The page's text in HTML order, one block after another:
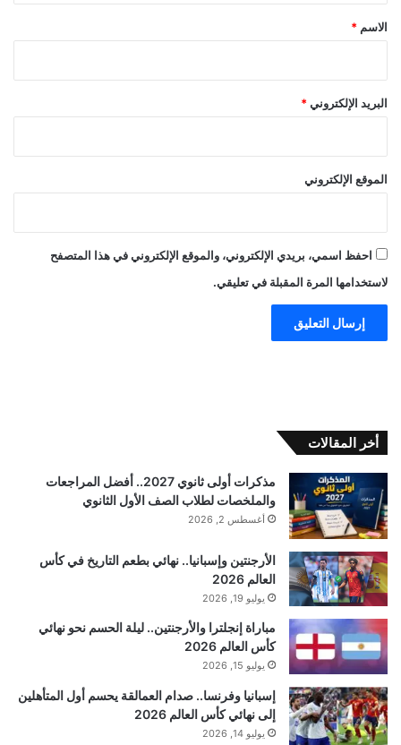
*
الاسم *
البريد الإلكتروني *
الموقع الإلكتروني
احفظ اسمي، بريدي الإلكتروني، والموقع الإلكتروني في هذا المتصفح
لاستخدامها المرة المقبلة في تعليقي.
أخر المقالات
مذكرات أولى ثانوي 2027.. أفضل المراجعات
والملخصات لطلاب الصف الأول الثانوي
أغسطس 2, 2026
الأرجنتين وإسبانيا.. نهائي بطعم التاريخ في كأس
العالم 2026
يوليو 19, 2026
مباراة إنجلترا والأرجنتين.. ليلة الحسم نحو نهائي
كأس العالم 2026
يوليو 15, 2026
إسبانيا وفرنسا.. صدام العمالقة يحسم أول المتأهلين
إلى نهائي كأس العالم 2026
يوليو 14, 2026